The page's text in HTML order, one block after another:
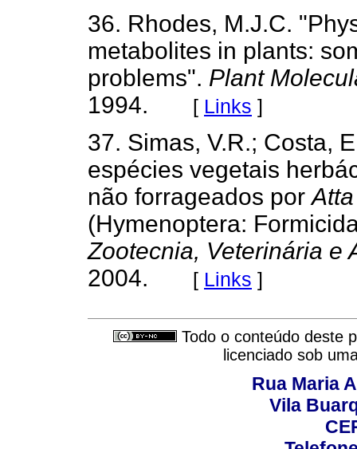
36. Rhodes, M.J.C.
metabolites in plants:
problems". Plant
1994. [ Links ]
37. Simas, V.R.; Costa,
espécies vegetais
não forrageados por
(Hymenoptera:
Zootecnia, Veterinária e
2004. [ Links ]
Todo o conteúdo deste
licenciado sob
Rua Maria
Vila